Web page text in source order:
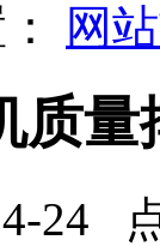
网
质量
24